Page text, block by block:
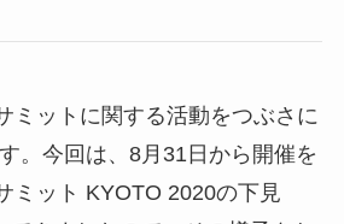
ミットに関する活動をつぶさに
。今回は、8月31日から開催を
ミット KYOTO 2020の下見